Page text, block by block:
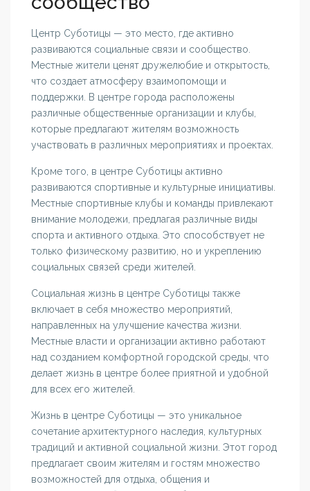
Центр Суботицы — это место, где активно
развиваются социальные связи и сообщество.
Местные жители ценят дружелюбие и открытость,
что создает атмосферу взаимопомощи и
поддержки. В центре города расположены
различные общественные организации и клубы,
которые предлагают жителям возможность
участвовать в различных мероприятиях и проектах.
Кроме того, в центре Суботицы активно
развиваются спортивные и культурные инициативы.
Местные спортивные клубы и команды привлекают
внимание молодежи, предлагая различные виды
спорта и активного отдыха. Это способствует не
только физическому развитию, но и укреплению
социальных связей среди жителей.
Социальная жизнь в центре Суботицы также
включает в себя множество мероприятий,
направленных на улучшение качества жизни.
Местные власти и организации активно работают
над созданием комфортной городской среды, что
делает жизнь в центре более приятной и удобной
для всех его жителей.
Жизнь в центре Суботицы — это уникальное
сочетание архитектурного наследия, культурных
традиций и активной социальной жизни. Этот город
предлагает своим жителям и гостям множество
возможностей для отдыха, общения и